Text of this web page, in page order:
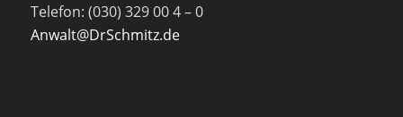
Telefon: (030) 329 00 4 – 0
Anwalt@DrSchmitz.de